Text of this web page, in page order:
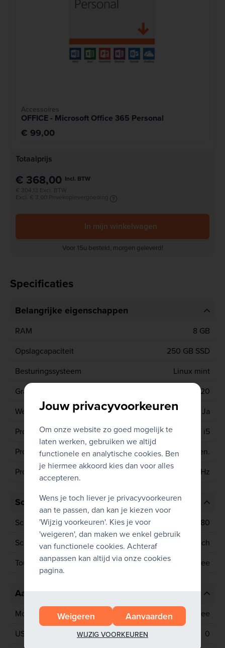
Accessoires
OFFICE - Microsoft Office 365 Personal
€ 99,00
Totaalprijs
€ 368,00 Incl. BTW
€ 304,13 Excl. BTW
Excl. € 3,00 Privékopievergoeding
In mijn winkelwagen
Voor 15u besteld, morgen geleverd!
Specificaties
Belangrijke eigenschappen
RAM
8 GB
Opslagcapaciteit
250 GB SSD
Besturingssysteem
Linux mint
Grafische kaart
INTEL HD GRAPHICS 620
Webcam
Ja
Processor type
CORE i5
Processor generatie
7de gen.
Processor
7200U 2.5 GHz
Scherm
Schermresolutie
1920x1080
Schermgrootte
15.6 inch
Touchscreen
Nee
Aansluitingen
Mobiel netwerk
Nee
USB 2
0
Jouw privacyvoorkeuren
Om onze website zo goed mogelijk te
laten werken, gebruiken we altijd
functionele en analytische cookies. Ben
je hiermee akkoord kies dan voor alles
accepteren.
Wens je toch liever je privacyvoorkeuren
aan te passen, dan kan je kiezen voor
'Wijzig voorkeuren'. Kies je voor
'weigeren', dan maken we enkel gebruik
van functionele cookies. Achteraf
aanpassen kan altijd via onze cookies
pagina.
Weigeren Aanvaarden
WIJZIG VOORKEUREN